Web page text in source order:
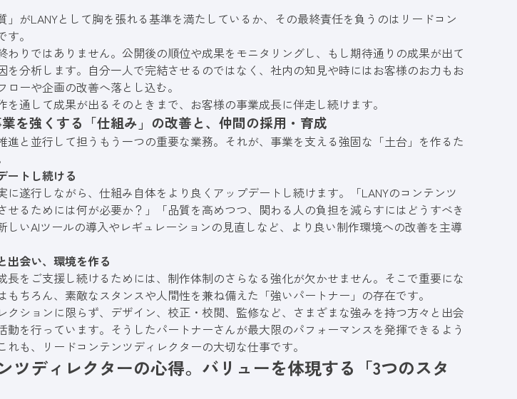
」がLANYとして胸を張れる基準を満たしているか、その最終責任を負うのはリードコン
。
わりではありません。公開後の順位や成果をモニタリングし、もし期待通りの成果が出て
を分析します。自分一人で完結させるのではなく、社内の知見や時にはお客様のお力もお
ーや企画の改善へ落とし込む。
を通して成果が出るそのときまで、お客様の事業成長に伴走し続けます。
業を強くする「仕組み」の改善と、仲間の採用・育成
進と並行して担うもう一つの重要な業務。それが、事業を支える強固な「土台」を作るた
ートし続ける
に遂行しながら、仕組み自体をより良くアップデートし続けます。「LANYのコンテンツ
せるためには何が必要か？」「品質を高めつつ、関わる人の負担を減らすにはどうすべき
しいAIツールの導入やレギュレーションの見直しなど、より良い制作環境への改善を主導
出会い、環境を作る
長をご支援し続けるためには、制作体制のさらなる強化が欠かせません。そこで重要にな
もちろん、素敵なスタンスや人間性を兼ね備えた「強いパートナー」の存在です。
クションに限らず、デザイン、校正・校閲、監修など、さまざまな強みを持つ方々と出会
動を行っています。そうしたパートナーさんが最大限のパフォーマンスを発揮できるよう
れも、リードコンテンツディレクターの大切な仕事です。
ツディレクターの心得。バリューを体現する「3つのスタ